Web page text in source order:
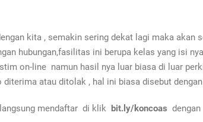
kita , semakin sering dekat lagi maka akan
hubungan,fasilitas ini berupa kelas yang isi
on-line namun hasil nya luar biasa di luar
atau ditolak , hal ini biasa disebut
mendaftar di klik bit.ly/koncoas